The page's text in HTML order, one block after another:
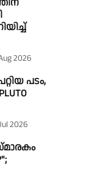
2026
പടം,
2026